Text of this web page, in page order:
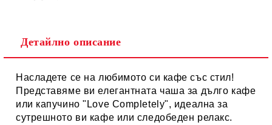
Детайлно описание
Насладете се на любимото си кафе със стил!
Представяме ви елегантната чаша за дълго кафе
или капучино "Love Completely", идеална за
сутрешното ви кафе или следобеден релакс.